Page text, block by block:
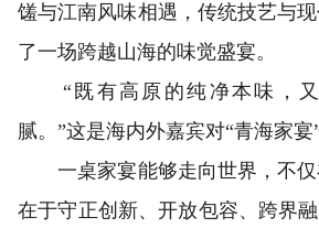
馐与江南风味相遇，传统技艺与
了一场跨越山海的味觉盛宴。
“既有高原的纯净本味，又
腻。”这是海内外嘉宾对“青海家宴
一桌家宴能够走向世界，不仅
在于守正创新、开放包容、跨界